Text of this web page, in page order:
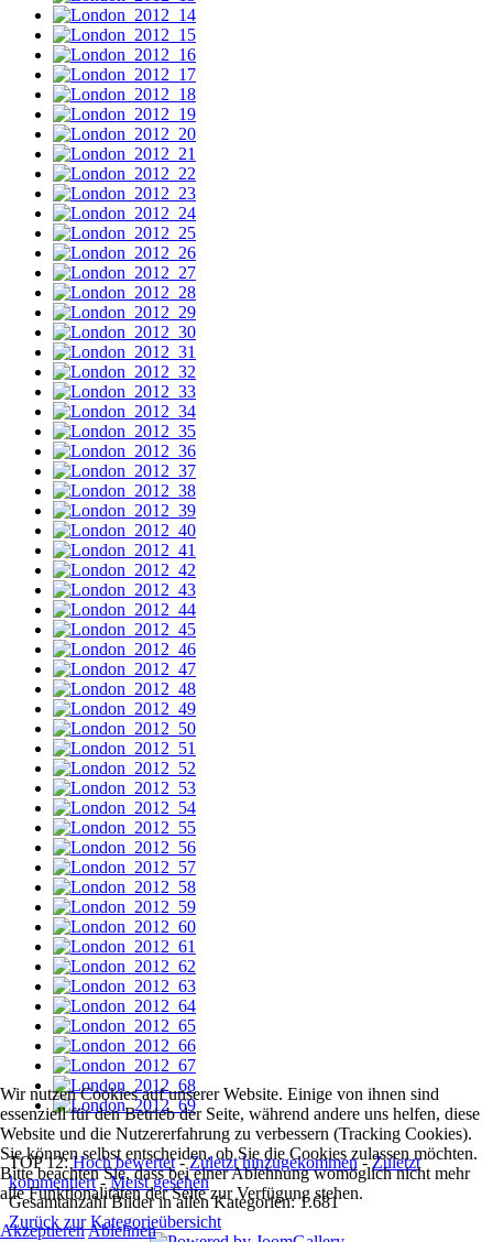
TOP 12:Hoch bewertet-Zuletzt hinzugekommen-Zuletzt
kommentiert-Meist gesehen
Gesamtanzahl Bilder in allen Kategorien: 1.681
Zurück zur Kategorieübersicht
Wir nutzen Cookies auf unserer Website. Einige von ihnen sind
essenziell für den Betrieb der Seite, während andere uns helfen, diese
Website und die Nutzererfahrung zu verbessern (Tracking Cookies).
Sie können selbst entscheiden, ob Sie die Cookies zulassen möchten.
Bitte beachten Sie, dass bei einer Ablehnung womöglich nicht mehr
alle Funktionalitäten der Seite zur Verfügung stehen.
AkzeptierenAblehnen